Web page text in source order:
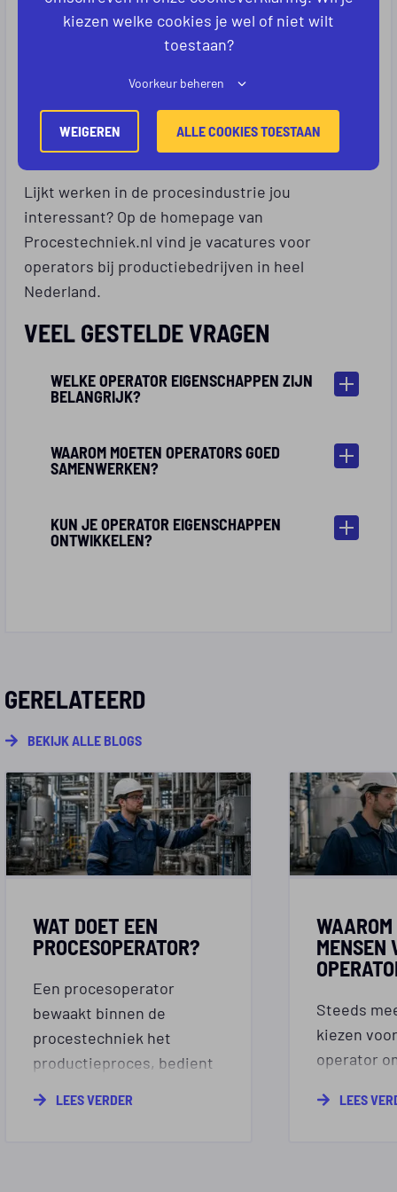
extra technische kennis en leren ze storingen
sneller herkennen.
Daarnaast leren ervaren operators veel van
collega’s op de werkvloer. Praktijkervaring speelt
namelijk een grote rol binnen het vak.
WERKEN ALS OPERATOR?
Lijkt werken in de procesindustrie jou
interessant? Op de homepage van
Procestechniek.nl vind je vacatures voor
operators bij productiebedrijven in heel
Nederland.
VEEL GESTELDE VRAGEN
WELKE OPERATOR EIGENSCHAPPEN ZIJN
BELANGRIJK?
WAAROM MOETEN OPERATORS GOED
SAMENWERKEN?
KUN JE OPERATOR EIGENSCHAPPEN
ONTWIKKELEN?
GERELATEERD
BEKIJK ALLE BLOGS
WAT DOET EEN
PROCESOPERATOR?
Een procesoperator
bewaakt binnen de
procestechniek het
productieproces, bedient
proces bij wanneer
LEES VERDER
MENSEN
Steeds
kiezen
operator
LEES
kiezen welke cookies je wel of niet wilt
toestaan?
Voorkeur beheren
WEIGEREN ALLE COOKIES TOESTAAN